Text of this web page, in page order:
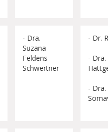
- Dra.
Suzana
Feldens
Schwertner
- Dr.
-
- Dra.